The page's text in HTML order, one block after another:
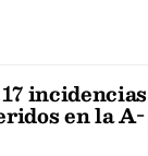
incidencias
en la A-